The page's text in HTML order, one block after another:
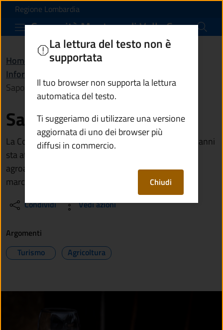
Vai al contenuto principale
Sapori di Valle
Regione Lombardia
Comunità Montana di Valle Camonica
Home Amministrazione
Informazioni istituzionali
Sapori di Valle Camonica
Sapori di Valle Camonica
La Comunità Montana di Valle Camonica da diversi anni
sta attuando diversi progetti a sostegno del settore
agroalimentare della Valle, costituendo tra l'altro il
marchio d'area "Sapori di Valle Camonica".
Condividi Vedi azioni
La lettura del testo non è
supportata
Il tuo browser non supporta la lettura
automatica del testo.
Ti suggeriamo di utilizzare una versione
aggiornata di uno dei browser più
diffusi in commercio.
Chiudi
Argomenti
Turismo
Agricoltura